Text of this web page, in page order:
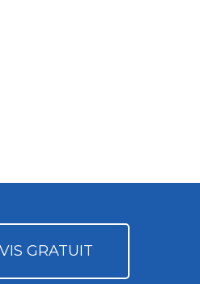
GRATUIT